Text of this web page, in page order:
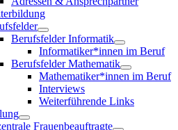
Berufsfelder Informatik
Informatiker*innen im Beruf
Berufsfelder Mathematik
Mathematiker*innen im Beruf
Interviews
Weiterführende Links
Frauenbeauftragte